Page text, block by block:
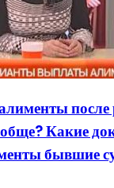
после
Какие
бывшие